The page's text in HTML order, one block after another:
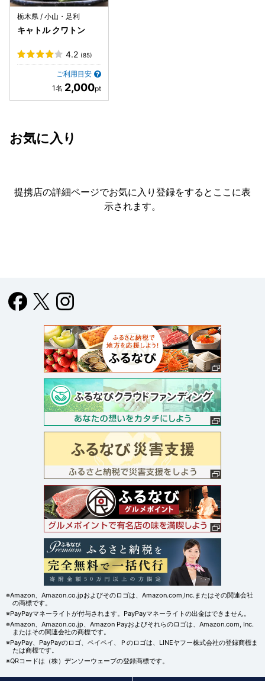
栃木県 / 小山・足利
キャトル クワトン
4.2 (85)
ご利用目安
2,000
お気に入り
提携店の詳細ページでお気に入り登録をすると ここに表
示されます。
※Amazon、Amazon.co.jpおよびそのロゴは、Amazon.com,Inc.またはその関連会社
の商標です。
※PayPayマネーライトが付与されます。PayPayマネーライトの出金はできません。
※Amazon、Amazon.co.jp、Amazon Payおよびそれらのロゴは、Amazon.com, Inc.
またはその関連会社の商標です。
※PayPay、PayPayのロゴ、ペイペイ、Ｐのロゴは、LINEヤフー株式会社の登録商標ま
たは商標です。
※QRコードは（株）デンソーウェーブの登録商標です。